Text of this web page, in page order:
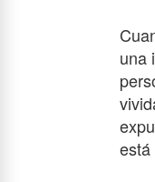
una
está